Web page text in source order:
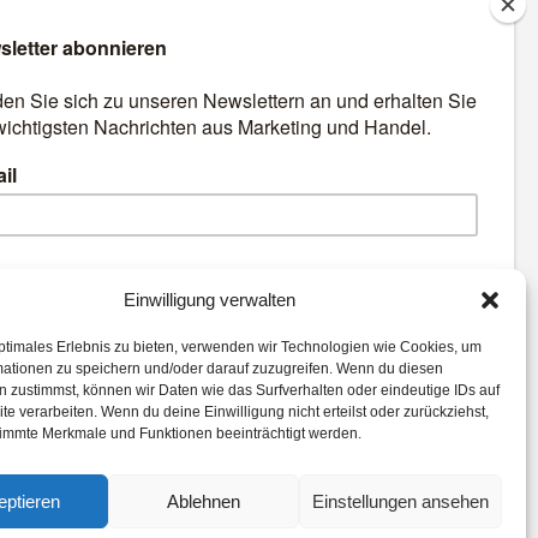
Einwilligung verwalten
Erlebnis zu bieten, verwenden wir Technologien wie Cookies, um
zu speichern und/oder darauf zuzugreifen. Wenn du diesen
zustimmst, können wir Daten wie das Surfverhalten oder eindeutige IDs auf
verarbeiten. Wenn du deine Einwilligung nicht erteilst oder zurückziehst,
Merkmale und Funktionen beeinträchtigt werden.
Ablehnen Einstellungen ansehen
Best Retail Cases: Die
besten Lösungen für Händler
Commerce
eCommerce
Location
Marketing
Voice